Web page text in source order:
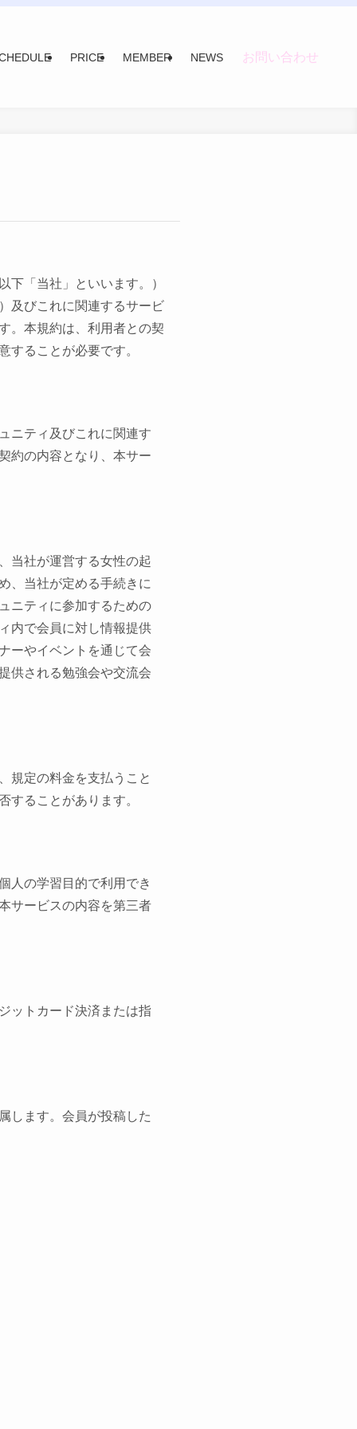
PRICE MEMBER NEWS お問い合わせ
下「当社」といいます。）
及びこれに関連するサービ
。本規約は、利用者との契
することが必要です。
ニティ及びこれに関連す
約の内容となり、本サー
当社が運営する女性の起
、当社が定める手続きに
ニティに参加するための
内で会員に対し情報提供
ーやイベントを通じて会
供される勉強会や交流会
規定の料金を支払うこと
することがあります。
人の学習目的で利用でき
サービスの内容を第三者
ットカード決済または指
します。会員が投稿した